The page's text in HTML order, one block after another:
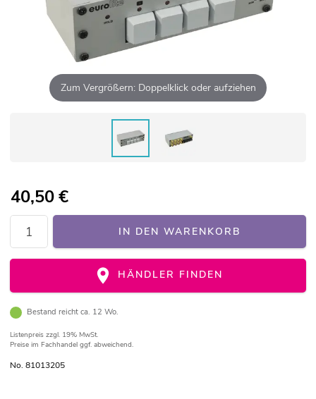
Zum Vergrößern: Doppelklick oder aufziehen
40,50€
IN DEN WARENKORB
HÄNDLER FINDEN
Bestand reicht ca. 12 Wo.
Listenpreis zzgl. 19% MwSt.
Preise im Fachhandel ggf. abweichend.
No. 81013205